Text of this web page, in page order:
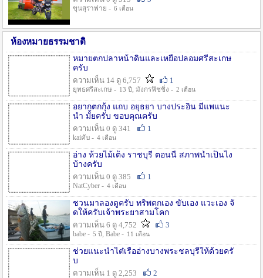
ขุนสุราพ่าย - 6 เดือน
ห้องหมายธรรมชาติ
หมายตกปลาหน้าดินและเหยื่อปลอมศรีสะเกษ
ครับ
ความเห็น 14 ดู 6,757
1
ยุทธศรีสะเกษ - 13 ปี , มังกรฟิชชิ่ง - 2 เดือน
อยากตกกุ้ง แถบ อยุธยา บางประอิน มีแพแนะ
นำ มั้ยครับ ขอบคุณครับ
ความเห็น 0 ดู 341
1
kaiคับ - 4 เดือน
อ่าง ห้วยไม้เต็ง ราชบุรี ตอนนี้ สภาพน้ำเป็นไง
บ้างครับ
ความเห็น 0 ดู 385
1
NatCyber - 4 เดือน
ชวนมาลองดูครับ ทริพตกเอง ขับเอง แวะเอง จั
ดให้ครับเจ้าพระยาสามโคก
ความเห็น 6 ดู 4,752
3
babe - 5 ปี , Babe - 11 เดือน
ช่วยแนะนำไต๋เรืออ่างบางพระชลบุรีให้ด้วยครั
บ
ความเห็น 1 ดู 2,253
2